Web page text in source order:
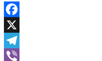
Facebook
X
Telegram